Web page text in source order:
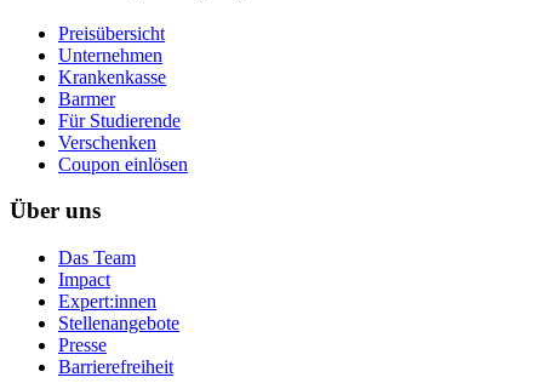
Preisübersicht
Unternehmen
Krankenkasse
Barmer
Für Studierende
Ver­schen­ken
Coupon einlösen
Über uns
Das Team
Impact
Expert:innen
Stellenangebote
Presse
Barrierefreiheit